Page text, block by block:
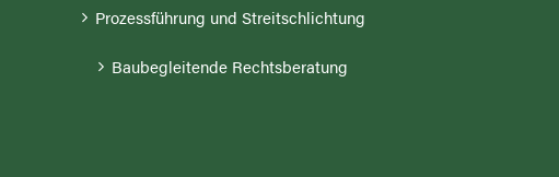
Prozessführung und Streitschlichtung
Baubegleitende Rechtsberatung